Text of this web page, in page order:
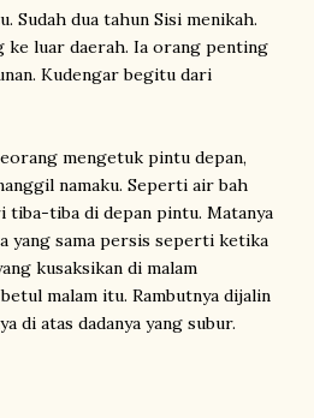
Sudah dua tahun Sisi menikah.
ke luar daerah. Ia orang penting
Kudengar begitu dari
mengetuk pintu depan,
namaku. Seperti air bah
tiba-tiba di depan pintu. Matanya
yang sama persis seperti ketika
kusaksikan di malam
malam itu. Rambutnya dijalin
di atas dadanya yang subur.